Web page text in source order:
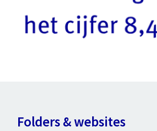
Folders & websites